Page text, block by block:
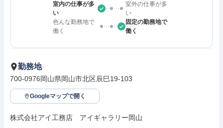
室内の仕事が多
い
室外の仕事が多
い
色んな勤務地で
働く
固定の勤務地で
働く
勤務地
700-0976岡山県岡山市北区辰巳19-103
Googleマップで開く
株式会社アイ工務店　アイギャラリー岡山